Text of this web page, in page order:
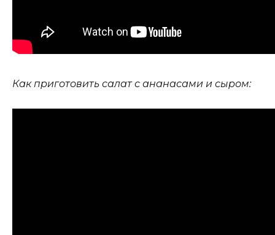
Как приготовить салат с ананасами и сыром: